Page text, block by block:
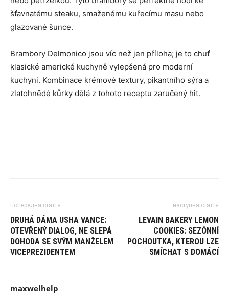
šťavnatému steaku, smaženému kuřecímu masu nebo
glazované šunce.
Brambory Delmonico jsou víc než jen příloha; je to chuť
klasické americké kuchyně vylepšená pro moderní
kuchyni. Kombinace krémové textury, pikantního sýra a
zlatohnědé kůrky dělá z tohoto receptu zaručený hit.
попередня стаття
DRUHÁ DÁMA USHA VANCE:
OTEVŘENÝ DIALOG, NE SLEPÁ
DOHODA SE SVÝM MANŽELEM
VICEPREZIDENTEM
наступна стаття
LEVAIN BAKERY LEMON
COOKIES: SEZÓNNÍ
POCHOUTKA, KTEROU LZE
SMÍCHAT S DOMÁCÍ
maxwelhelp